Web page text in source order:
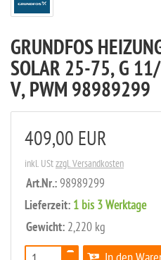
GRUNDFOS
SOLAR 25-75, G
V, PWM 98989299
409,00 EUR
inkl. UStzzgl. Versandkosten
Art.Nr.: 98989299
Lieferzeit: 1 bis 3 Werktage
Gewicht: 2,220 kg